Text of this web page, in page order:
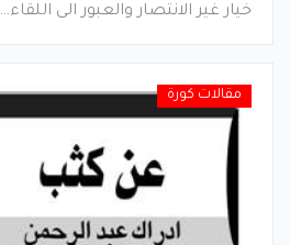
خيار غير الانتصار والعبور الى اللقاء…
مقالات كورة